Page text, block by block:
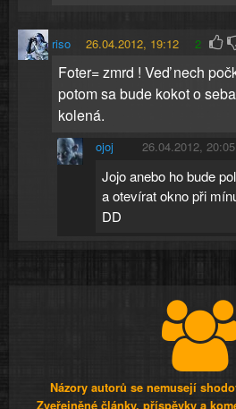
riso 26.04.2012, 19:12 2
Foter= zmrd ! Veď nech
potom sa bude kokot o
kolená.
ojoj 26.04.2012, 20:05
Jojo anebo ho bude
a otevírat okno při
DD
Názory autorů se nemusejí
Zveřejněné články, příspěvky a